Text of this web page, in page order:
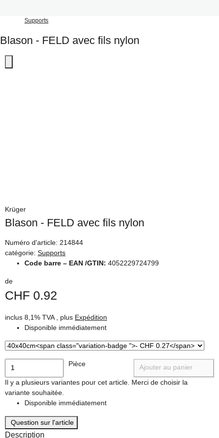
Supports
Blason - FELD avec fils nylon
Krüger
Blason - FELD avec fils nylon
Numéro d'article: 214844
catégorie: Supports
Code barre – EAN /GTIN: 4052229724799
de
CHF 0.92
inclus 8,1% TVA , plus Expédition
Disponible immédiatement
Pièce
Ajouter au panier
x
Il y a plusieurs variantes pour cet article. Merci de choisir la
variante souhaitée.
Disponible immédiatement
Question sur l'article
Description